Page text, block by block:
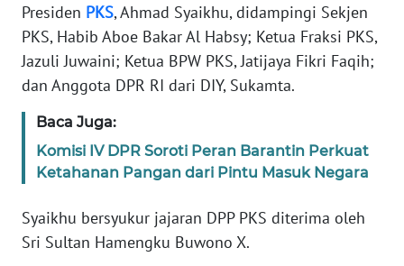
Presiden PKS, Ahmad Syaikhu, didampingi Sekjen
PKS, Habib Aboe Bakar Al Habsy; Ketua Fraksi PKS,
Jazuli Juwaini; Ketua BPW PKS, Jatijaya Fikri Faqih;
dan Anggota DPR RI dari DIY, Sukamta.
Baca Juga:
Komisi IV DPR Soroti Peran Barantin Perkuat
Ketahanan Pangan dari Pintu Masuk Negara
Syaikhu bersyukur jajaran DPP PKS diterima oleh
Sri Sultan Hamengku Buwono X.
INDEKS
BERITA
KONTAK
KAMI
INFO
IKLAN
TENTANG
KAMI